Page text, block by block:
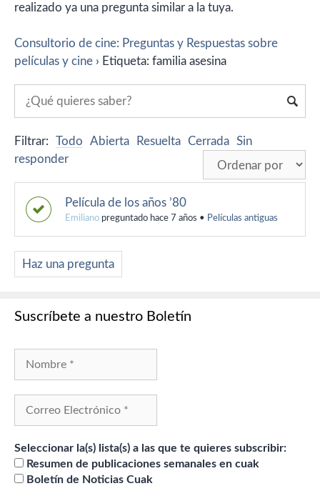
realizado ya una pregunta similar a la tuya.
Consultorio de cine: Preguntas y Respuestas sobre
películas y cine › Etiqueta: familia asesina
Filtrar: Todo Abierta Resuelta Cerrada Sin
responder
Película de los años ’80
Emiliano preguntado hace 7 años • Películas antiguas
Haz una pregunta
Suscríbete a nuestro Boletín
Seleccionar la(s) lista(s) a las que te quieres subscribir:
Resumen de publicaciones semanales en cuak
Boletín de Noticias Cuak